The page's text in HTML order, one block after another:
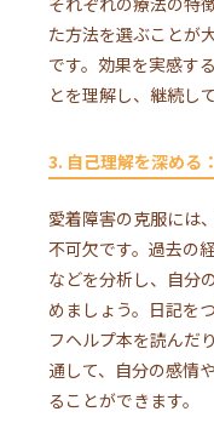
た方法を選ぶことが
です。効果を実感す
とを理解し、継続し
3. 自己理解を深める
愛着障害の克服には
不可欠です。過去の
などを分析し、自分
めましょう。日記を
フヘルプ本を読んだ
通して、自分の感情
ることができます。